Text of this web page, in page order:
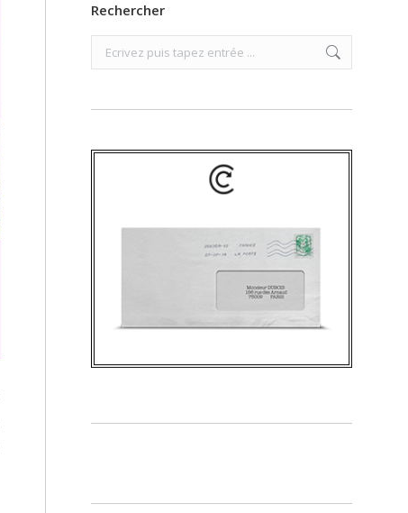
Rechercher
Search: